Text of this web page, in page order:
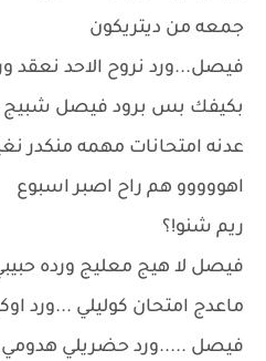
جمعه من ديتريكون
فيصل...ورد نروح الاحد نعقد
بكيفك بس برود فيصل شبيج
عدنه امتحانات مهمه منكدر
اهووووو هم راح اصبر اسبوع
ريم شنو!؟
فيصل لا هيج معليج ورده
ماعدج امتحان كوليلي ...ورد
فيصل .....ورد حضريلي هدومي